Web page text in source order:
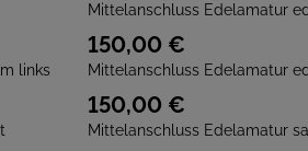
Mittelanschluss Edelamatur
150,00 €
Mittelanschluss Edelamatur
150,00 €
Mittelanschluss Edelamatur